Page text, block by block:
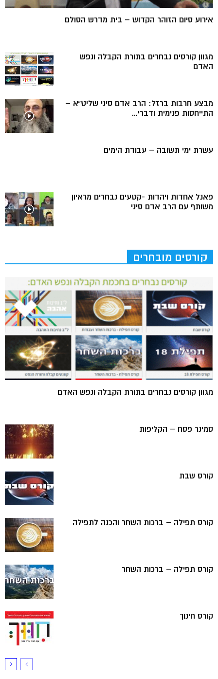
אירוע סיום הזוהר הקדוש – בית מדרש הסולם
מגוון קורסים נבחרים בתורת הקבלה ונפש
האדם
מבצע חרבות ברזל: הרב אדם סיני שליט”א –
התייחסות פנימית ודברי...
עשרת ימי תשובה – עבודת הימים
פאנל אחדות ויהדות -קטעים נבחרים מראיון
משותף עם הרב אדם סיני
קורסים מובחרים
מגוון קורסים נבחרים בתורת הקבלה ונפש האדם
סמינר פסח – הקליפות
קורס שבת
קורס תפילה – ברכות השחר והכנה לתפילה
קורס תפילה – ברכות השחר
קורס חינוך